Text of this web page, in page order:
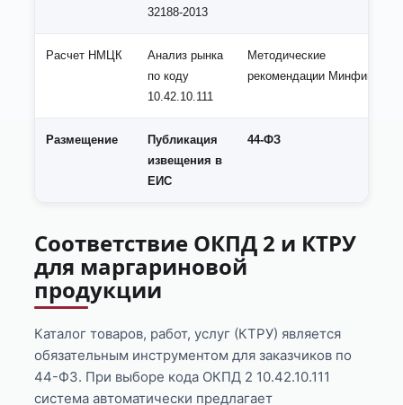
32188-2013
Расчет НМЦК
Анализ рынка
по коду
10.42.10.111
Методические
рекомендации Минфина
Размещение
Публикация
извещения в
ЕИС
44-ФЗ
Соответствие ОКПД 2 и КТРУ
для маргариновой
продукции
Каталог товаров, работ, услуг (КТРУ) является
обязательным инструментом для заказчиков по
44-ФЗ. При выборе кода ОКПД 2 10.42.10.111
система автоматически предлагает